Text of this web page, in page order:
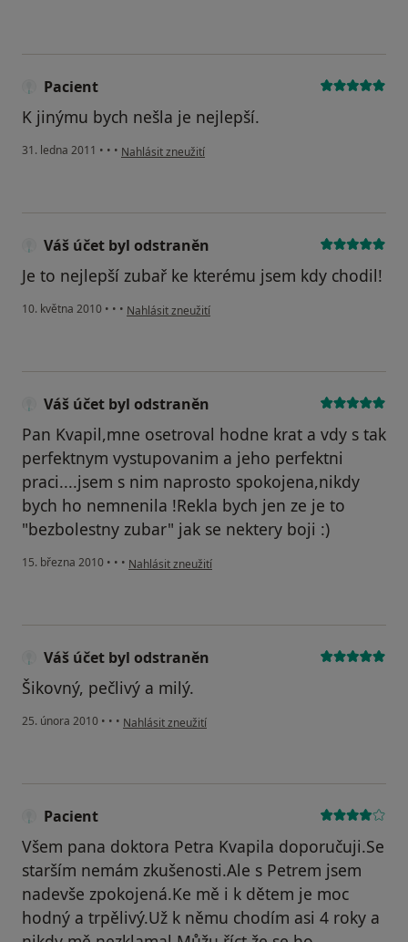
Pacient
K jinýmu bych nešla je nejlepší.
31. ledna 2011 • • • podle názoru uživatele Pacient
Nahlásit zneužití
Váš účet byl odstraněn
Je to nejlepší zubař ke kterému jsem kdy chodil!
10. května 2010 • • • podle názoru uživatele Váš účet byl odstraněn
Nahlásit zneužití
Váš účet byl odstraněn
Pan Kvapil,mne osetroval hodne krat a vdy s tak
perfektnym vystupovanim a jeho perfektni
praci....jsem s nim naprosto spokojena,nikdy
bych ho nemnenila !Rekla bych jen ze je to
"bezbolestny zubar" jak se nektery boji :)
15. března 2010 • • • podle názoru uživatele Váš účet byl odstraněn
Nahlásit zneužití
Váš účet byl odstraněn
Šikovný, pečlivý a milý.
25. února 2010 • • • podle názoru uživatele Váš účet byl odstraněn
Nahlásit zneužití
Pacient
Všem pana doktora Petra Kvapila doporučuji.Se
starším nemám zkušenosti.Ale s Petrem jsem
nadevše zpokojená.Ke mě i k dětem je moc
hodný a trpělivý.Už k němu chodím asi 4 roky a